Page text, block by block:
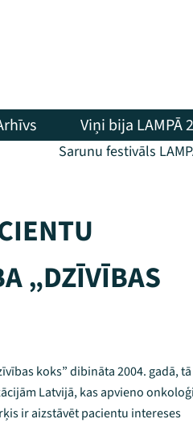
Viņi bija LAMPĀ
Sarunu festivāls
„DZĪVĪBAS
koks” dibināta 2004. gadā,
Latvijā, kas apvieno
ir aizstāvēt pacientu intereses